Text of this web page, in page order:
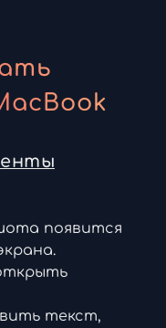
появится
текст,